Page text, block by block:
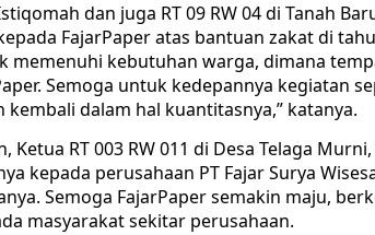
dan juga RT 09 RW 04 di Tanah
FajarPaper atas bantuan zakat di
memenuhi kebutuhan warga, dimana
Semoga untuk kedepannya kegiatan
dalam hal kuantitasnya,” katanya.
RT 003 RW 011 di Desa Telaga Murni,
kepada perusahaan PT Fajar Surya
Semoga FajarPaper semakin maju,
masyarakat sekitar perusahaan.